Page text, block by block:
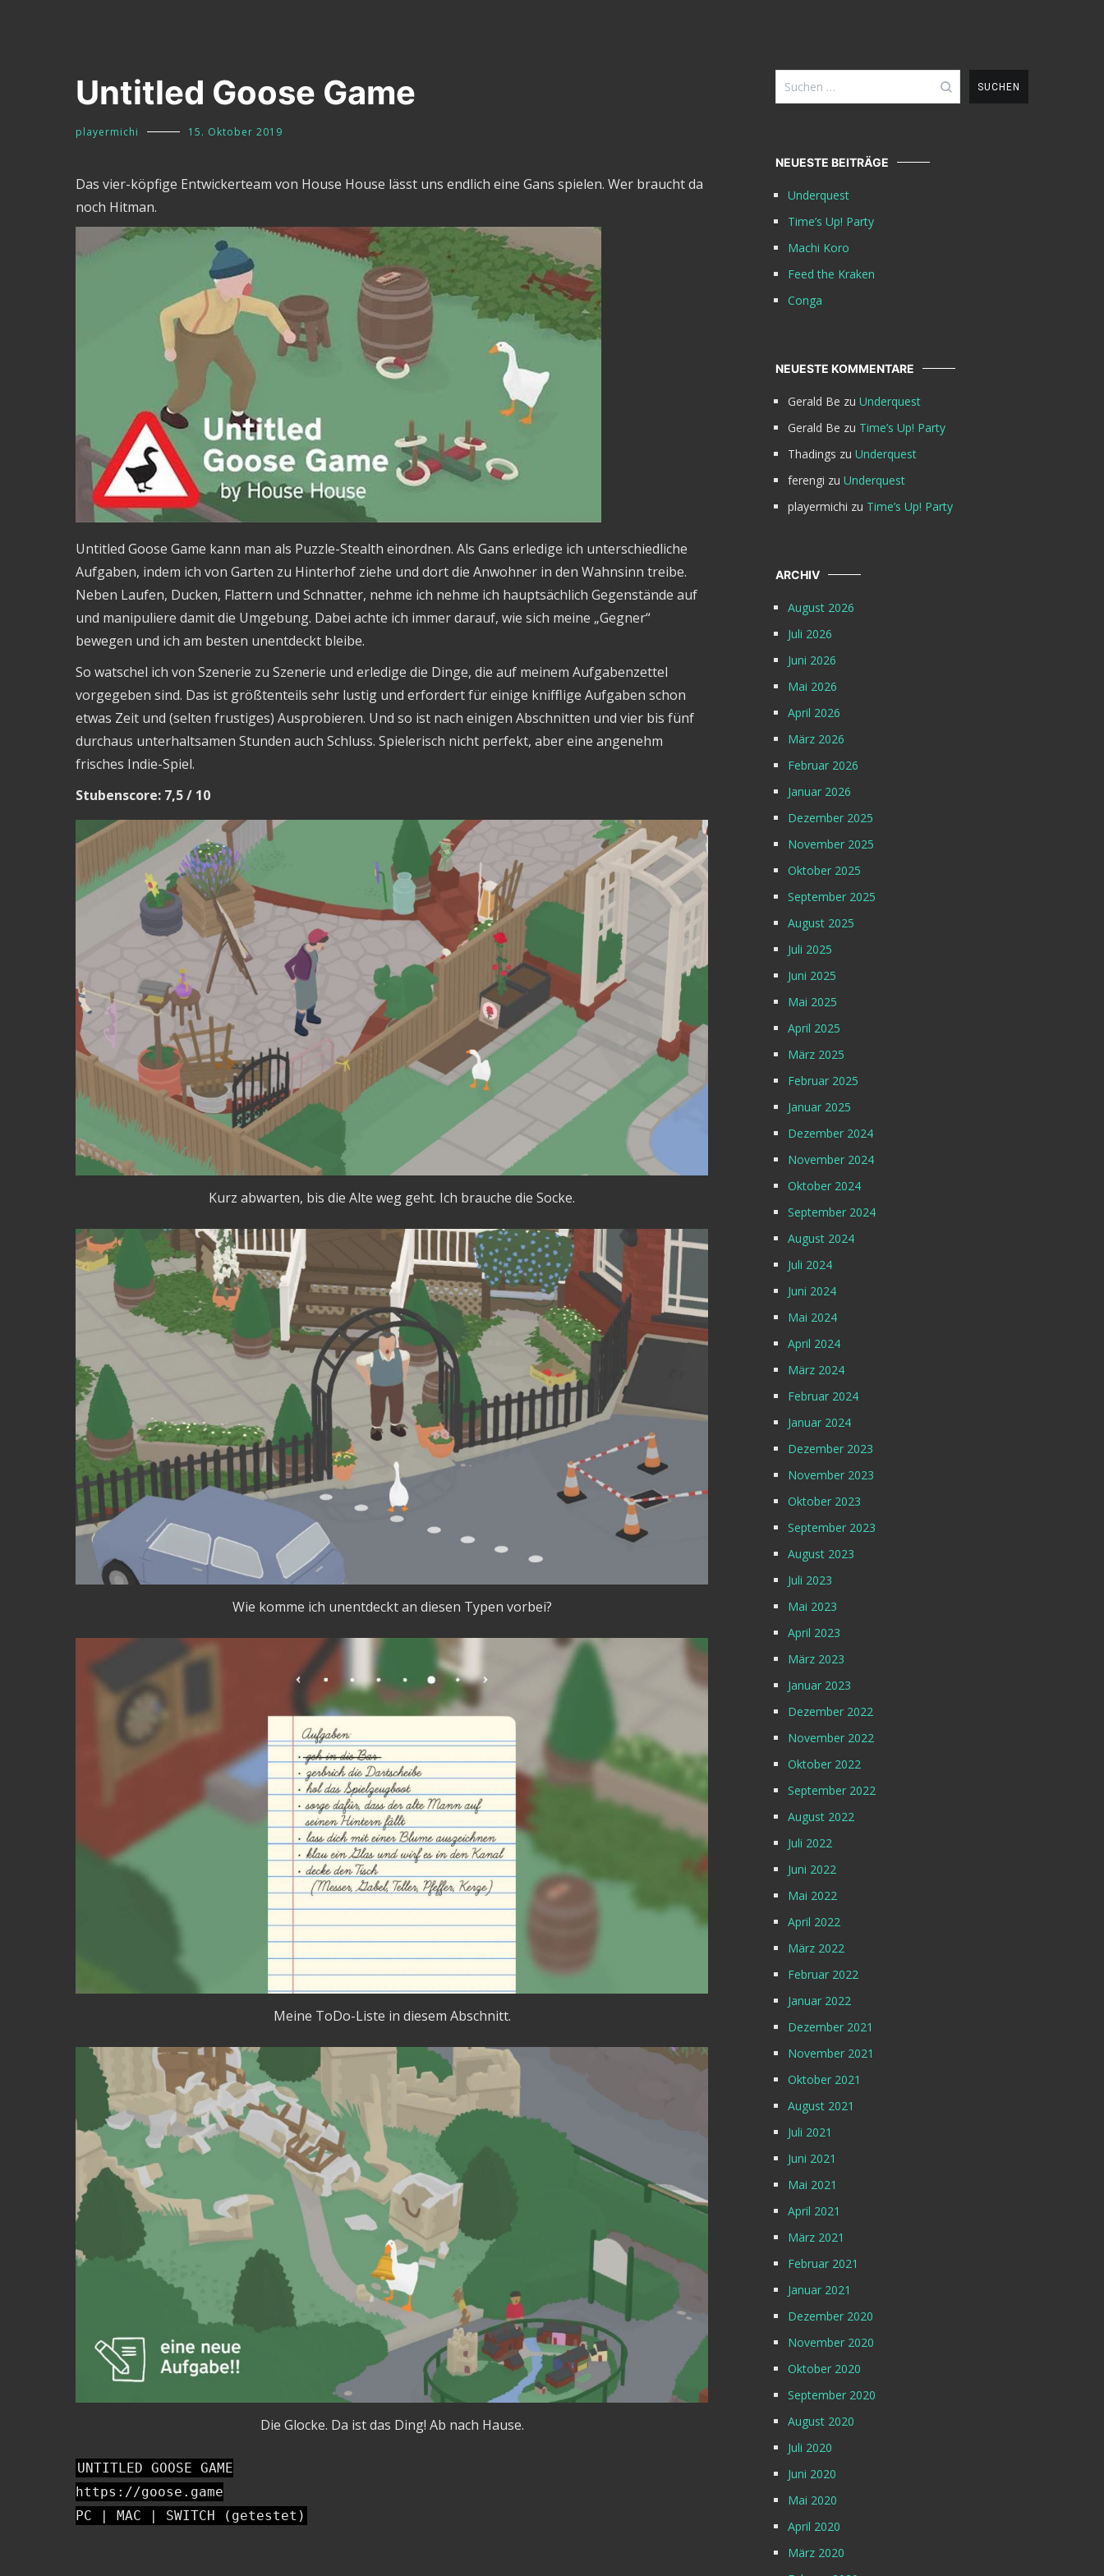
Untitled Goose Game
playermichi 15. Oktober 2019
Das vier-köpfige Entwickerteam von House House lässt uns endlich eine Gans spielen. Wer braucht da
noch Hitman.
Untitled Goose Game kann man als Puzzle-Stealth einordnen. Als Gans erledige ich unterschiedliche
Aufgaben, indem ich von Garten zu Hinterhof ziehe und dort die Anwohner in den Wahnsinn treibe.
Neben Laufen, Ducken, Flattern und Schnatter, nehme ich nehme ich hauptsächlich Gegenstände auf
und manipuliere damit die Umgebung. Dabei achte ich immer darauf, wie sich meine „Gegner“
bewegen und ich am besten unentdeckt bleibe.
So watschel ich von Szenerie zu Szenerie und erledige die Dinge, die auf meinem Aufgabenzettel
vorgegeben sind. Das ist größtenteils sehr lustig und erfordert für einige knifflige Aufgaben schon
etwas Zeit und (selten frustiges) Ausprobieren. Und so ist nach einigen Abschnitten und vier bis fünf
durchaus unterhaltsamen Stunden auch Schluss. Spielerisch nicht perfekt, aber eine angenehm
frisches Indie-Spiel.
Stubenscore: 7,5 / 10
Kurz abwarten, bis die Alte weg geht. Ich brauche die Socke.
Wie komme ich unentdeckt an diesen Typen vorbei?
Meine ToDo-Liste in diesem Abschnitt.
Die Glocke. Da ist das Ding! Ab nach Hause.
UNTITLED GOOSE GAME
https://goose.game
PC | MAC | SWITCH (getestet)
Suchen
nach:
NEUESTE BEITRÄGE
Underquest
Time’s Up! Party
Machi Koro
Feed the Kraken
Conga
NEUESTE KOMMENTARE
Gerald Be zu Underquest
Gerald Be zu Time’s Up! Party
Thadings zu Underquest
ferengi zu Underquest
playermichi zu Time’s Up! Party
ARCHIV
August 2026
Juli 2026
Juni 2026
Mai 2026
April 2026
März 2026
Februar 2026
Januar 2026
Dezember 2025
November 2025
Oktober 2025
September 2025
August 2025
Juli 2025
Juni 2025
Mai 2025
April 2025
März 2025
Februar 2025
Januar 2025
Dezember 2024
November 2024
Oktober 2024
September 2024
August 2024
Juli 2024
Juni 2024
Mai 2024
April 2024
März 2024
Februar 2024
Januar 2024
Dezember 2023
November 2023
Oktober 2023
September 2023
August 2023
Juli 2023
Mai 2023
April 2023
März 2023
Januar 2023
Dezember 2022
November 2022
Oktober 2022
September 2022
August 2022
Juli 2022
Juni 2022
Mai 2022
April 2022
März 2022
Februar 2022
Januar 2022
Dezember 2021
November 2021
Oktober 2021
August 2021
Juli 2021
Juni 2021
Mai 2021
April 2021
März 2021
Februar 2021
Januar 2021
Dezember 2020
November 2020
Oktober 2020
September 2020
August 2020
Juli 2020
Juni 2020
Mai 2020
April 2020
März 2020